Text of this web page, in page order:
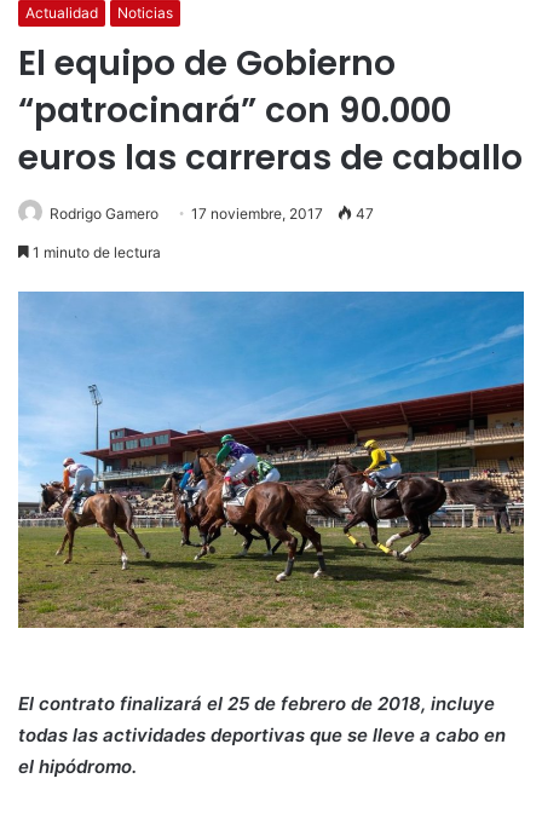
Actualidad Noticias
El equipo de Gobierno
“patrocinará” con 90.000
euros las carreras de caballo
Rodrigo Gamero 17 noviembre, 2017 47
1 minuto de lectura
El contrato finalizará el 25 de febrero de 2018, incluye
todas las actividades deportivas que se lleve a cabo en
el hipódromo.